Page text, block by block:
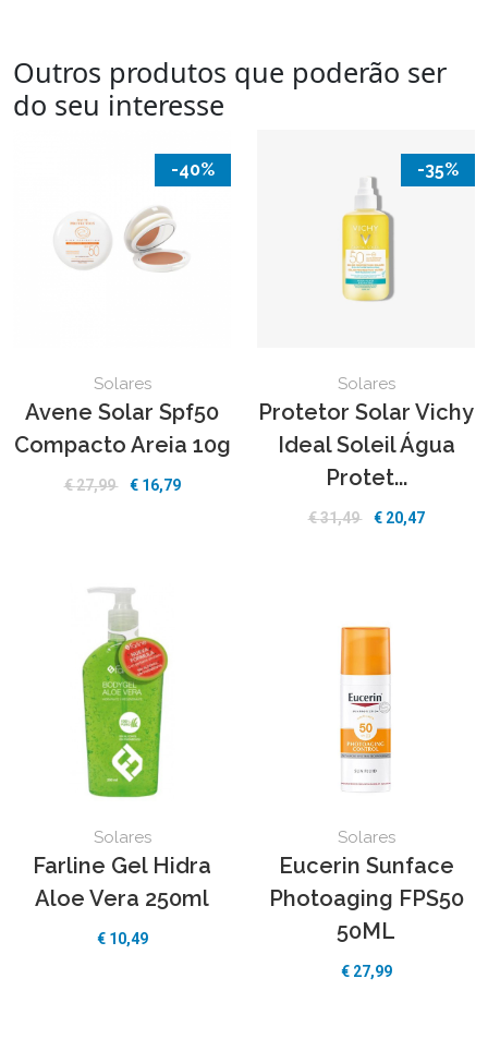
Outros produtos que poderão ser
do seu interesse
-40%
Solares
Avene Solar Spf50
Compacto Areia 10g
€27,99 € 16,79
-35%
Solares
Protetor Solar Vichy
Ideal Soleil Água
Protet...
€31,49 € 20,47
Solares
Farline Gel Hidra
Aloe Vera 250ml
€ 10,49
Solares
Eucerin Sunface
Photoaging FPS50
50ML
€ 27,99